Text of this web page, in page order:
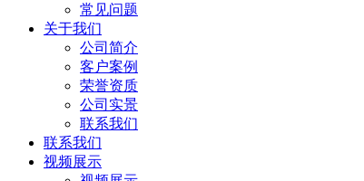
常见问题
关于我们
公司简介
客户案例
荣誉资质
公司实景
联系我们
联系我们
视频展示